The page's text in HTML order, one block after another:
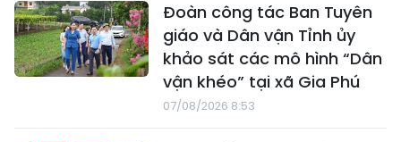
Đoàn công tác Ban Tuyên
giáo và Dân vận Tỉnh ủy
khảo sát các mô hình “Dân
vận khéo” tại xã Gia Phú
07/08/2026 8:53